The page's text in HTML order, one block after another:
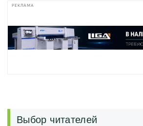
РЕКЛАМА
Выбор читателей